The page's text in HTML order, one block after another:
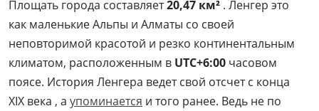
Площать города составляет20,47 км² . Ленгер это
как маленькие Альпы и Алматы со своей
неповторимой красотой и резко континентальным
климатом, расположенным в UTC+6:00 часовом
поясе. История Ленгера ведет свой отсчет с конца
XIX века , а упоминается и того ранее. Ведь не по